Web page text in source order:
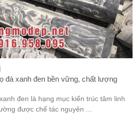
đá xanh đen bền vững, chất lượng
đen là hạng mục kiến trúc tâm linh
được chế tác nguyên ...